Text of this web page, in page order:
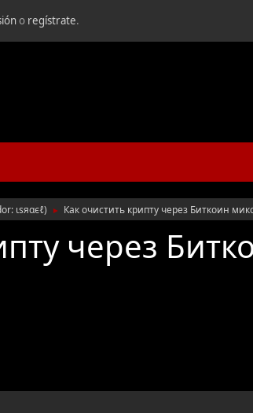
o regístrate.
ιѕяαєℓ) ► Как очистить крипту через Биткоин
через